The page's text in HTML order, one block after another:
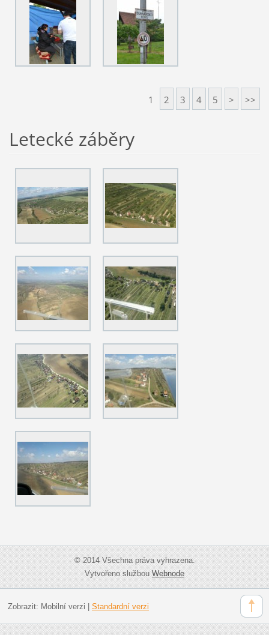
1 2 3 4 5 > >>
Letecké záběry
© 2014 Všechna práva vyhrazena.
Vytvořeno službouWebnode
Zobrazit: Mobilní verzi Standardní verzi